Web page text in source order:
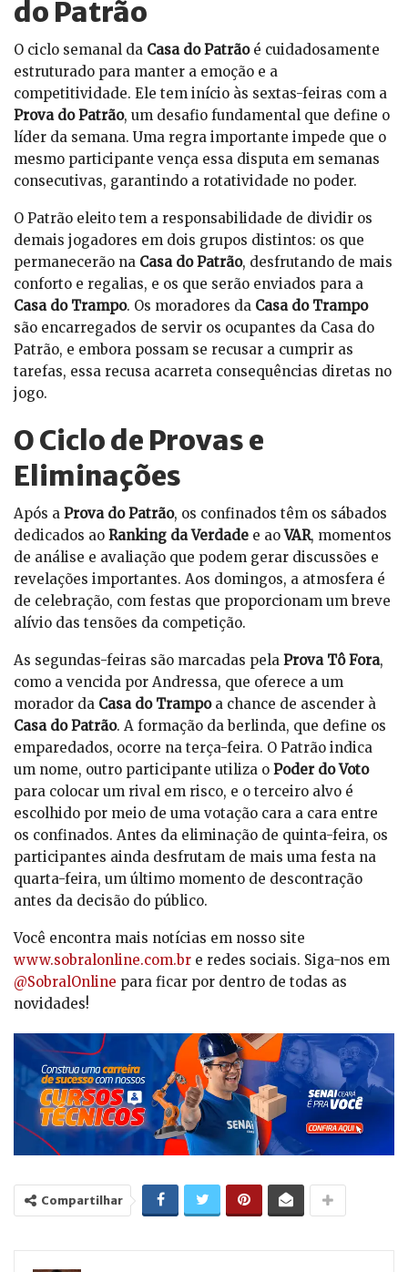
do Patrão
O ciclo semanal da Casa do Patrãoé cuidadosamente
estruturado para manter a emoção e a
competitividade. Ele tem início às sextas-feiras com a
Prova do Patrão, um desafio fundamental que define o
líder da semana. Uma regra importante impede que o
mesmo participante vença essa disputa em semanas
consecutivas, garantindo a rotatividade no poder.
O Patrão eleito tem a responsabilidade de dividir os
demais jogadores em dois grupos distintos: os que
permanecerão na Casa do Patrão, desfrutando de mais
conforto e regalias, e os que serão enviados para a
Casa do Trampo. Os moradores da Casa do Trampo
são encarregados de servir os ocupantes da Casa do
Patrão, e embora possam se recusar a cumprir as
tarefas, essa recusa acarreta consequências diretas no
jogo.
O Ciclo de Provas e
Eliminações
Após a Prova do Patrão, os confinados têm os sábados
dedicados ao Ranking da Verdade e aoVAR, momentos
de análise e avaliação que podem gerar discussões e
revelações importantes. Aos domingos, a atmosfera é
de celebração, com festas que proporcionam um breve
alívio das tensões da competição.
As segundas-feiras são marcadas pela Prova Tô Fora,
como a vencida por Andressa, que oferece a um
morador da Casa do Trampoa chance de ascender à
Casa do Patrão. A formação da berlinda, que define os
emparedados, ocorre na terça-feira. O Patrão indica
um nome, outro participante utiliza o Poder do Voto
para colocar um rival em risco, e o terceiro alvo é
escolhido por meio de uma votação cara a cara entre
os confinados. Antes da eliminação de quinta-feira, os
participantes ainda desfrutam de mais uma festa na
quarta-feira, um último momento de descontração
antes da decisão do público.
Você encontra mais notícias em nosso site
www.sobralonline.com.br e redes sociais. Siga-nos em
@SobralOnline para ficar por dentro de todas as
novidades!
Compartilhar